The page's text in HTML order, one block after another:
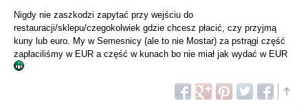
Nigdy nie zaszkodzi zapytać przy wejściu do
restauracji/sklepu/czegokolwiek gdzie chcesz płacić, czy przyjmą
kuny lub euro. My w Semesnicy (ale to nie Mostar) za pstrągi część
zapłaciliśmy w EUR a część w kunach bo nie miał jak wydać w EUR